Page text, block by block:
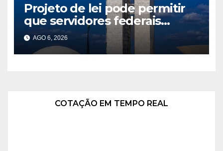
Projeto de lei pode permitir
que servidores federais
atuem como MEI
AGO 6, 2026
COTAÇÃO EM TEMPO REAL